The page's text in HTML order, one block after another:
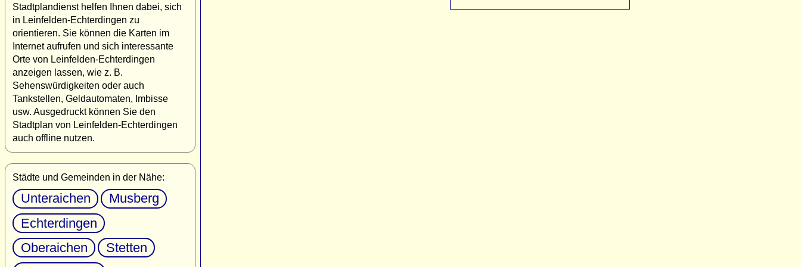
Stadtplandienst helfen Ihnen dabei, sich
in Leinfelden-Echterdingen zu
orientieren. Sie können die Karten im
Internet aufrufen und sich interessante
Orte von Leinfelden-Echterdingen
anzeigen lassen, wie z. B.
Sehenswürdigkeiten oder auch
Tankstellen, Geldautomaten, Imbisse
usw. Ausgedruckt können Sie den
Stadtplan von Leinfelden-Echterdingen
auch offline nutzen.
Städte und Gemeinden in der Nähe:
Unteraichen
Musberg
Echterdingen
Oberaichen
Stetten